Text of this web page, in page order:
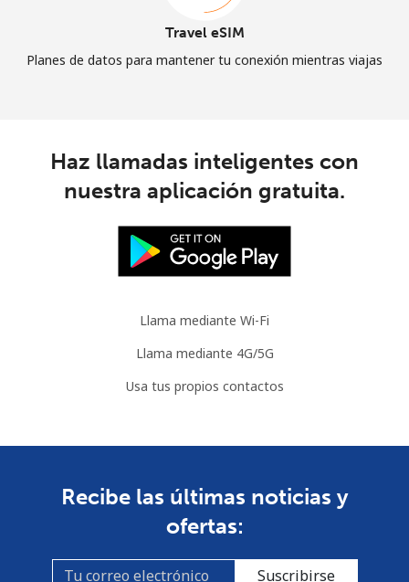
Travel eSIM
Planes de datos para mantener tu conexión mientras viajas
Haz llamadas inteligentes con
nuestra aplicación gratuita.
Llama mediante Wi-Fi
Llama mediante 4G/5G
Usa tus propios contactos
Recibe las últimas noticias y
ofertas:
Suscribirse